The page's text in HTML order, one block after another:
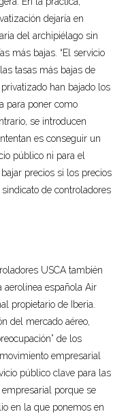
dejaría en
del archipiélago sin
más bajas. “El servicio
tasas más bajas de
han bajado los
para poner como
se introducen
es conseguir un
público ni para el
precios si los precios
de controladores
USCA también
española Air
propietario de Iberia.
del mercado aéreo,
de los
empresarial
público clave para las
porque se
en la que ponemos en